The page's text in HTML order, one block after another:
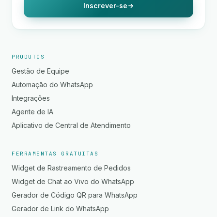
Inscrever-se
PRODUTOS
Gestão de Equipe
Automação do WhatsApp
Integrações
Agente de IA
Aplicativo de Central de Atendimento
FERRAMENTAS GRATUITAS
Widget de Rastreamento de Pedidos
Widget de Chat ao Vivo do WhatsApp
Gerador de Código QR para WhatsApp
Gerador de Link do WhatsApp